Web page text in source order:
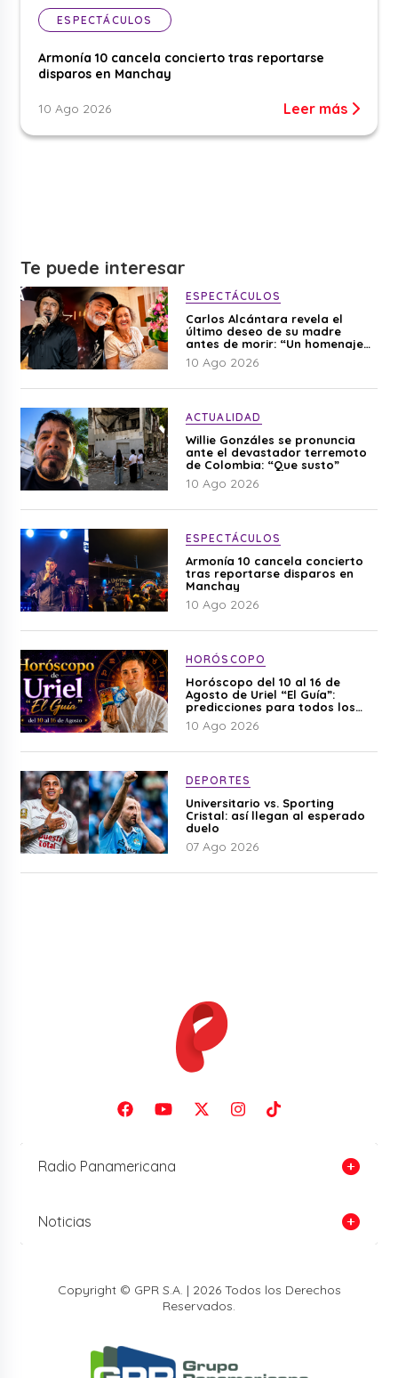
ESPECTÁCULOS
Armonía 10 cancela concierto tras reportarse
disparos en Manchay
10 Ago 2026 Leer más
Te puede interesar
ESPECTÁCULOS
Carlos Alcántara revela el
último deseo de su madre
antes de morir: “Un homenaje
para mi mamá”
10 Ago 2026
ACTUALIDAD
Willie Gonzáles se pronuncia
ante el devastador terremoto
de Colombia: “Que susto”
10 Ago 2026
ESPECTÁCULOS
Armonía 10 cancela concierto
tras reportarse disparos en
Manchay
10 Ago 2026
HORÓSCOPO
Horóscopo del 10 al 16 de
Agosto de Uriel “El Guía”:
predicciones para todos los
signos del zodiaco aquí
10 Ago 2026
DEPORTES
Universitario vs. Sporting
Cristal: así llegan al esperado
duelo
07 Ago 2026
Radio Panamericana
Noticias
Copyright © GPR S.A. | 2026 Todos los Derechos
Reservados.